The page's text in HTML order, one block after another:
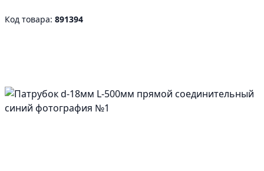
Код товара: 891394